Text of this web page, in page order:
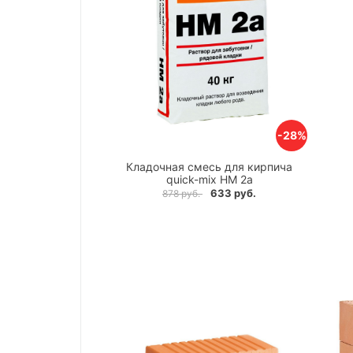
-28%
Кладочная смесь для кирпича
quick-mix HM 2a
878 руб. 633 руб.